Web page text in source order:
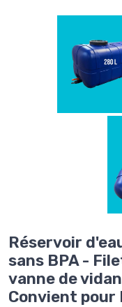
Réservoir
sans BPA -
vanne de
Convient pour